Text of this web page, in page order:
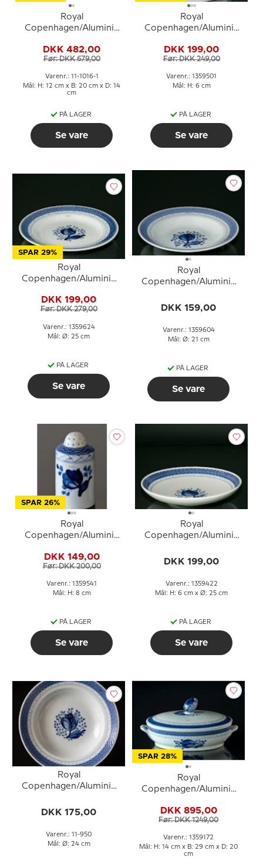
Royal
Copenhagen/Aluminia
Sovseskål med underskål
uden låg
DKK 482,00
Før: DKK 679,00
Varenr.: 11-1016-1
Mål: H: 12 cm x B: 20 cm x D: 14
cm
PÅ LAGER
Se vare
Royal
Copenhagen/Aluminia
lysestage nr. 11/1796 eller
501
DKK 199,00
Før: DKK 249,00
Varenr.: 1359501
Mål: H: 6 cm
PÅ LAGER
Se vare
SPAR 29%
Royal
Copenhagen/Aluminia
tallerken 25cm nr. 11/948
eller 624
DKK 199,00
Før: DKK 279,00
Varenr.: 1359624
Mål: Ø: 25 cm
PÅ LAGER
Se vare
Royal
Copenhagen/Aluminia
tallerken 21cm nr. 11/1847
DKK 159,00
Varenr.: 1359604
Mål: Ø: 21 cm
PÅ LAGER
Se vare
SPAR 26%
Royal
Copenhagen/Aluminia
saltbøsse (stor) nr.
11/1009 eller 541
DKK 149,00
Før: DKK 200,00
Varenr.: 1359541
Mål: H: 8 cm
PÅ LAGER
Se vare
Royal
Copenhagen/Aluminia
25cm nr. 11/936 eller 422
DKK 199,00
Varenr.: 1359422
Mål: H: 6 cm x Ø: 25 cm
PÅ LAGER
Se vare
Royal
Copenhagen/Aluminia
tallerken 24cm, nr. 950
DKK 175,00
Varenr.: 11-950
Mål: Ø: 24 cm
SPAR 28%
Royal
Copenhagen/Aluminia
nr. 11/921 eller 172
DKK 895,00
Før: DKK 1249,00
Varenr.: 1359172
Mål: H: 14 cm x B: 29 cm x D: 20
cm